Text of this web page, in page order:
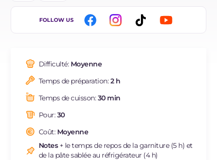
IT
ES
BR
NL
FOLLOW US
Difficulté: Moyenne
Temps de préparation:2 h
Temps de cuisson:30 min
Pour:30
Coût: Moyenne
Notes+ le temps de repos de la garniture (5 h) et
de la pâte sablée au réfrigérateur (4 h)